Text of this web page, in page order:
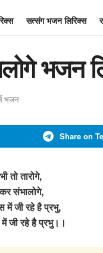
सत्संग भजन लिरिक्स
भजन
भजन
Share on
तो तारोगे,
संभालोगे,
में जी रहे है प्रभु,
जी रहे है प्रभु।।